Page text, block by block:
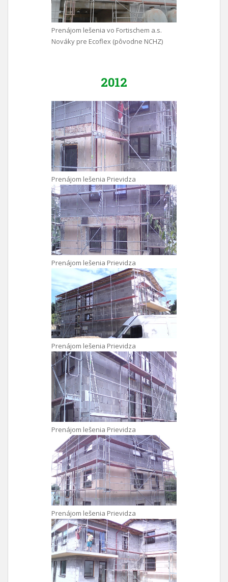
Prenájom lešenia vo Fortischem a.s.
Nováky pre Ecoflex (pôvodne NCHZ)
2012
Prenájom lešenia Prievidza
Prenájom lešenia Prievidza
Prenájom lešenia Prievidza
Prenájom lešenia Prievidza
Prenájom lešenia Prievidza